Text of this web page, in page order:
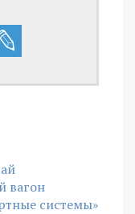
вагон
системы»